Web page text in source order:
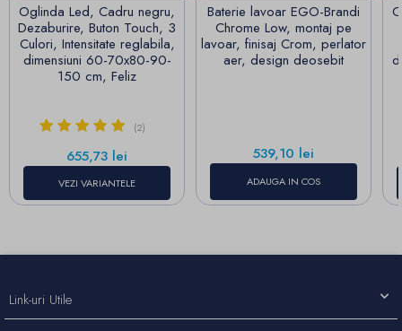
Oglinda Led, Cadru negru,
Dezaburire, Buton Touch, 3
Culori, Intensitate reglabila,
dimensiuni 60-70x80-90-
150 cm, Feliz
(2)
Pret
655,73 lei
VEZI VARIANTELE
Baterie lavoar EGO-Brandi
Chrome Low, montaj pe
lavoar, finisaj Crom, perlator
aer, design deosebit
Pret
539,10 lei
ADAUGA IN COS
Link-uri Utile